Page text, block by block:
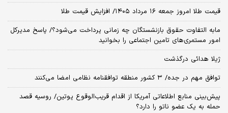
قیمت طلا امروز جمعه ۱۶ مرداد ۱۴۰۵/ افزایش قیمت طلا
مابه التفاوت حقوق بازنشستگان چه زمانی پرداخت می‌شود؟/ پاسخ مدیرکل
امور مستمری‌های تامین اجتماعی را بخوانید
ژیلا هدائی درگذشت
توافق مهم در جده/ ۳ کشور منطقه توافقنامه نظامی امضا می‌کنند
پیش‌بینی منابع اطلاعاتی آمریکا از اقدام قریب‌الوقوع پوتین/ روسیه قصد
حمله به یک عضو ناتو را دارد؟